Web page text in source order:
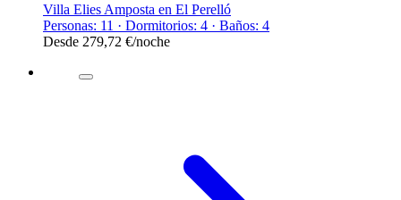
Villa Elies Amposta en El Perelló
Personas: 11 · Dormitorios: 4 · Baños: 4
Desde 279,72 €/noche